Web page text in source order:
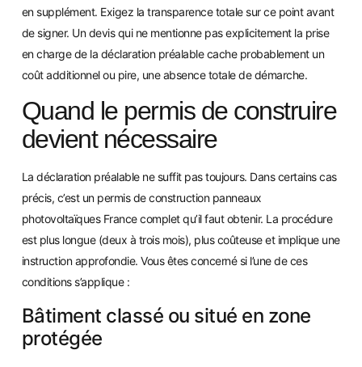
en supplément. Exigez la transparence totale sur ce point avant
de signer. Un devis qui ne mentionne pas explicitement la prise
en charge de la déclaration préalable cache probablement un
coût additionnel ou pire, une absence totale de démarche.
Quand le permis de construire
devient nécessaire
La déclaration préalable ne suffit pas toujours. Dans certains cas
précis, c’est un permis de construction panneaux
photovoltaïques France complet qu’il faut obtenir. La procédure
est plus longue (deux à trois mois), plus coûteuse et implique une
instruction approfondie. Vous êtes concerné si l’une de ces
conditions s’applique :
Bâtiment classé ou situé en zone
protégée